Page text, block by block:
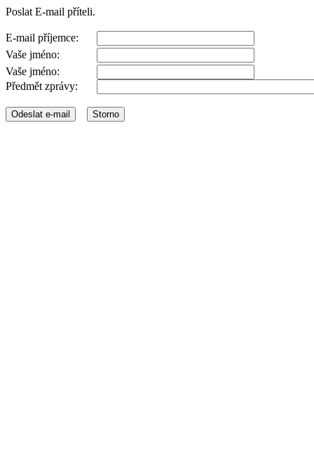
Poslat E-mail příteli.
E-mail příjemce:
Vaše jméno:
Vaše jméno:
Předmět zprávy: